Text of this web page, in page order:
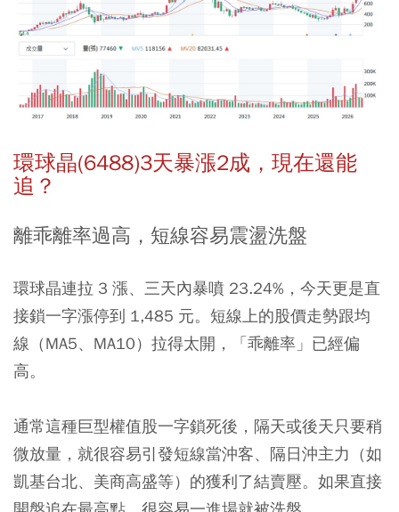
環球晶(6488)3天暴漲2成，現在還能
追？
離乖離率過高，短線容易震盪洗盤
環球晶連拉 3 漲、三天內暴噴 23.24%，今天更是直
接鎖一字漲停到 1,485 元。短線上的股價走勢跟均
線（MA5、MA10）拉得太開，「乖離率」已經偏
高。
通常這種巨型權值股一字鎖死後，隔天或後天只要稍
微放量，就很容易引發短線當沖客、隔日沖主力（如
凱基台北、美商高盛等）的獲利了結賣壓。如果直接